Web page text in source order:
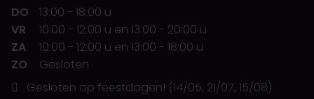
DO
13:00 - 18:00 u
VR
10:00 - 12:00 u en 13:00 - 20:00 u
ZA
10:00 - 12:00 u en 13:00 - 18:00 u
ZO
Gesloten
Gesloten op feestdagen! (14/05, 21/07, 15/08)